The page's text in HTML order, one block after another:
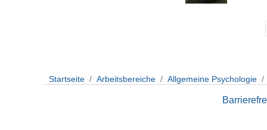
Startseite Arbeitsbereiche Allgemeine Psychologie